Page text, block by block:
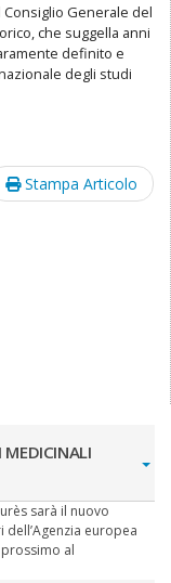
Generale del
che suggella anni
definito e
degli studi
Stampa Articolo
MEDICINALI
sarà il nuovo
europea
prossimo al